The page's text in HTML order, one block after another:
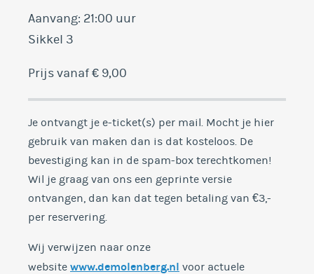
Aanvang: 21:00 uur
Sikkel 3
Prijs vanaf € 9,00
Je ontvangt je e-ticket(s) per mail. Mocht je hier
gebruik van maken dan is dat kosteloos. De
bevestiging kan in de spam-box terechtkomen!
Wil je graag van ons een geprinte versie
ontvangen, dan kan dat tegen betaling van €3,-
per reservering.
Wij verwijzen naar onze
website www.demolenberg.nl voor actuele